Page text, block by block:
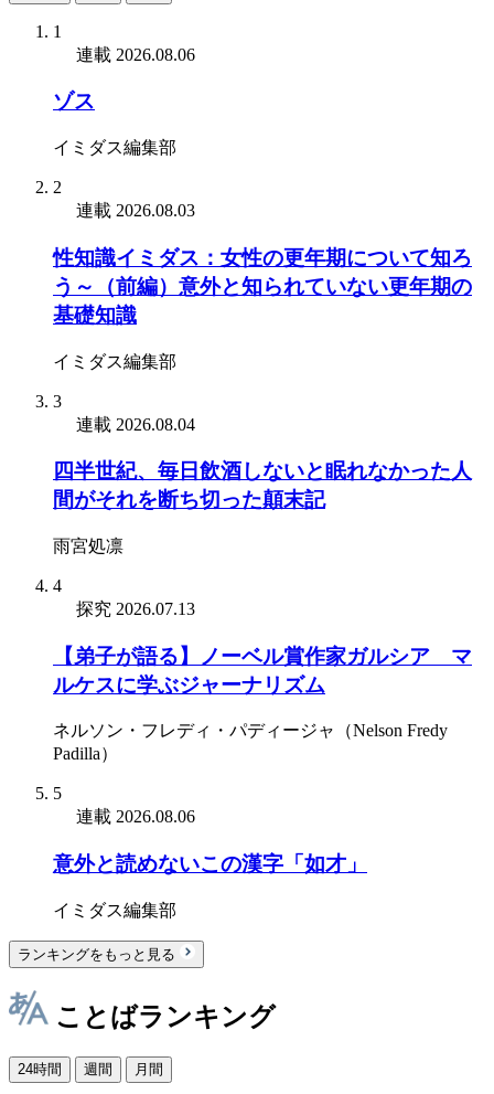
1
連載 2026.08.06
ゾス
イミダス編集部
2
連載 2026.08.03
性知識イミダス：女性の更年期について知ろ
う～（前編）意外と知られていない更年期の
基礎知識
イミダス編集部
3
連載 2026.08.04
四半世紀、毎日飲酒しないと眠れなかった人
間がそれを断ち切った顛末記
雨宮処凛
4
探究 2026.07.13
【弟子が語る】ノーベル賞作家ガルシア゠マ
ルケスに学ぶジャーナリズム
ネルソン・フレディ・パディージャ（Nelson Fredy
Padilla）
5
連載 2026.08.06
意外と読めないこの漢字「如才」
イミダス編集部
ランキングをもっと見る
ことばランキング
24時間 週間 月間